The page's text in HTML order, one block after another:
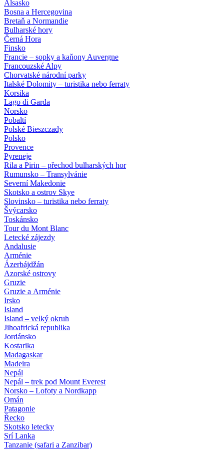
Alsasko
Bosna a Hercegovina
Bretaň a Normandie
Bulharské hory
Černá Hora
Finsko
Francie – sopky a kaňony Auvergne
Francouzské Alpy
Chorvatské národní parky
Italské Dolomity – turistika nebo ferraty
Korsika
Lago di Garda
Norsko
Pobaltí
Polské Bieszczady
Polsko
Provence
Pyreneje
Rila a Pirin – přechod bulharských hor
Rumunsko – Transylvánie
Severní Makedonie
Skotsko a ostrov Skye
Slovinsko – turistika nebo ferraty
Švýcarsko
Toskánsko
Tour du Mont Blanc
Letecké zájezdy
Andalusie
Arménie
Ázerbájdžán
Azorské ostrovy
Gruzie
Gruzie a Arménie
Irsko
Island
Island – velký okruh
Jihoafrická republika
Jordánsko
Kostarika
Madagaskar
Madeira
Nepál
Nepál – trek pod Mount Everest
Norsko – Lofoty a Nordkapp
Omán
Patagonie
Řecko
Skotsko letecky
Srí Lanka
Tanzanie (safari a Zanzibar)